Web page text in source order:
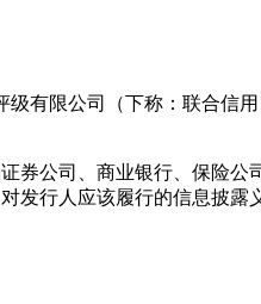
有限公司（下称：联合信
券公司、商业银行、保险公
发行人应该履行的信息披露